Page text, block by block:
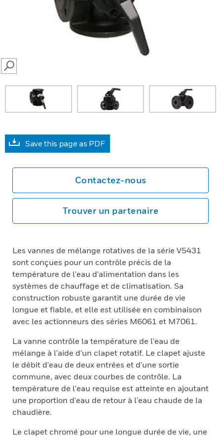
SEARCH
Save this page as PDF
Contactez-nous
Trouver un partenaire
Les vannes de mélange rotatives de la série V5431
sont conçues pour un contrôle précis de la
température de l'eau d'alimentation dans les
systèmes de chauffage et de climatisation. Sa
construction robuste garantit une durée de vie
longue et fiable, et elle est utilisée en combinaison
avec les actionneurs des séries M6061 et M7061.
La vanne contrôle la température de l'eau de
mélange à l'aide d'un clapet rotatif. Le clapet ajuste
le débit d'eau de deux entrées et d'une sortie
commune, avec deux courbes de contrôle. La
température de l'eau requise est atteinte en ajoutant
une proportion d'eau de retour à l'eau chaude de la
chaudière.
Le clapet chromé pour une longue durée de vie, une